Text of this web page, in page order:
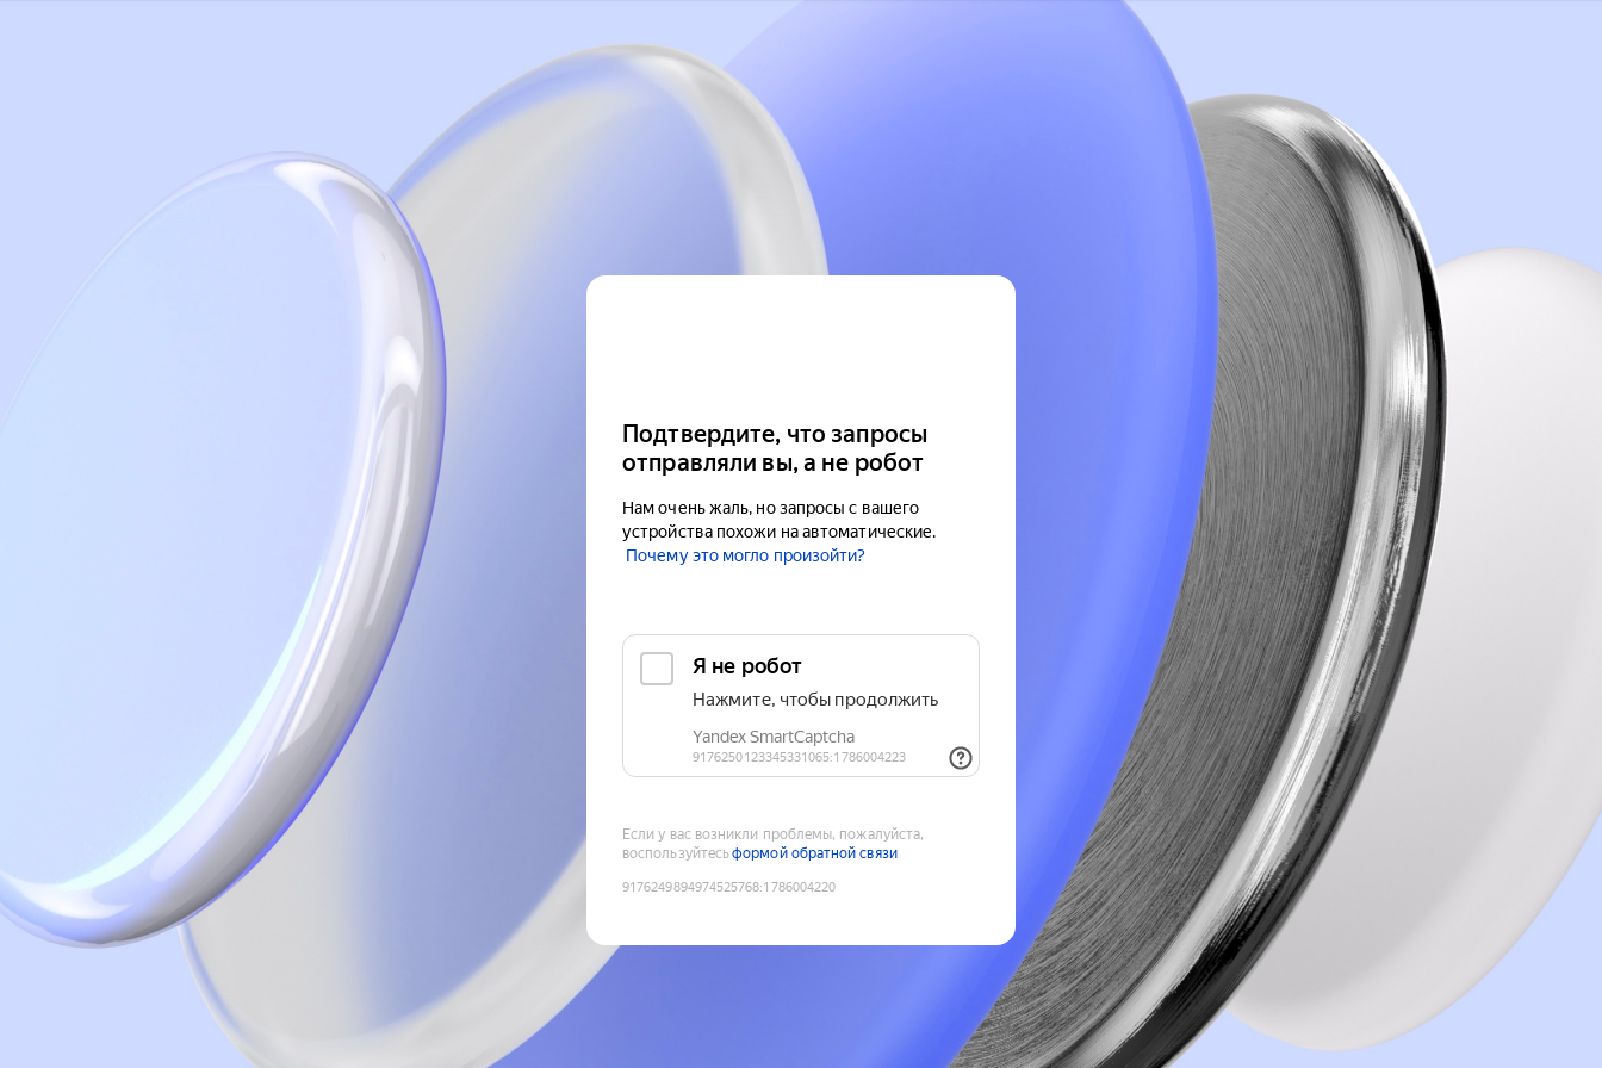
Подтвердите, что запросы
отправляли вы, а не робот
Нам очень жаль, но запросы с вашего
устройства похожи на автоматические.
Почему это могло произойти?
Если у вас возникли проблемы, пожалуйста,
воспользуйтесьформой обратной связи
9176249894974525768:1786004220